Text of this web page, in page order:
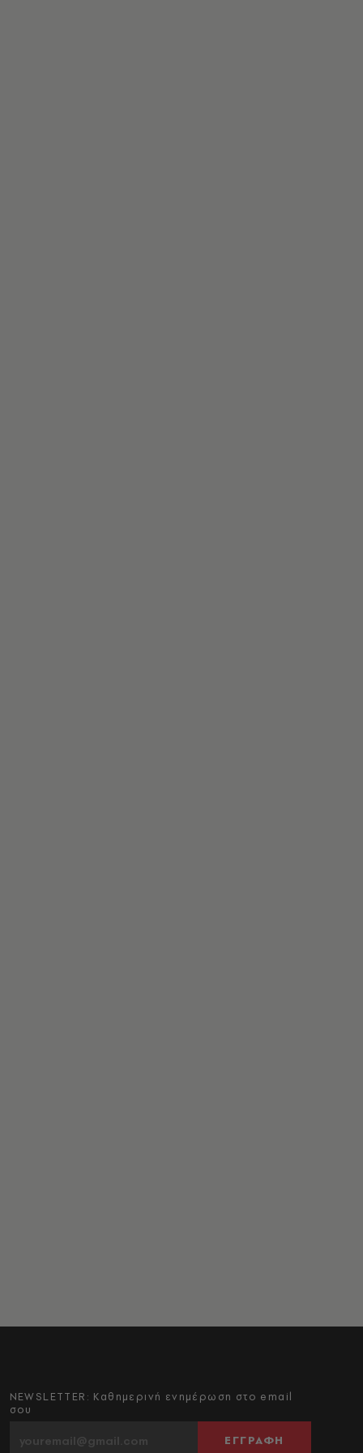
NEWSLETTER: Καθημερινή ενημέρωση στο email
σου
ΕΓΓΡΑΦΗ